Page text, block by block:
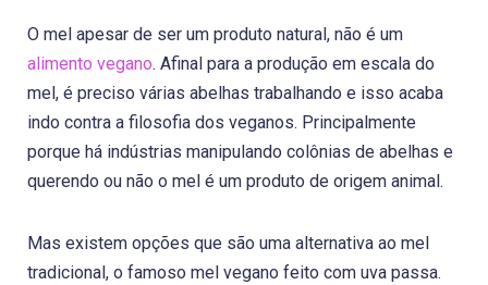
O mel apesar de ser um produto natural, não é um
alimento vegano. Afinal para a produção em escala do
mel, é preciso várias abelhas trabalhando e isso acaba
indo contra a filosofia dos veganos. Principalmente
porque há indústrias manipulando colônias de abelhas e
querendo ou não o mel é um produto de origem animal.
Mas existem opções que são uma alternativa ao mel
tradicional, o famoso mel vegano feito com uva passa.